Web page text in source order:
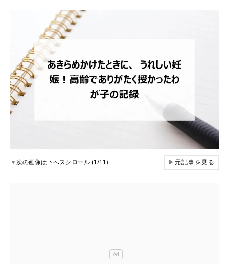
▼次の画像は下へスクロール (1/11) ▶元記事を見る